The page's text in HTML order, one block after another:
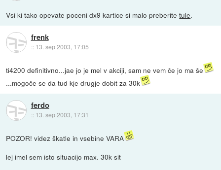
Vsi ki tako opevate poceni dx9 kartice si malo preberitetule.
frenk
:: 13. sep 2003, 17:05
ti4200 definitivno...jae jo je mel v akciji, sam ne vem če jo ma še
...mogoče se da tud kje drugje dobit za 30k
ferdo
:: 13. sep 2003, 17:31
POZOR! videz škatle in vsebine VARA
lej imel sem isto situacijo max. 30k sit